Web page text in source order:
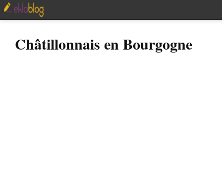
Châtillonnais en Bourgogne